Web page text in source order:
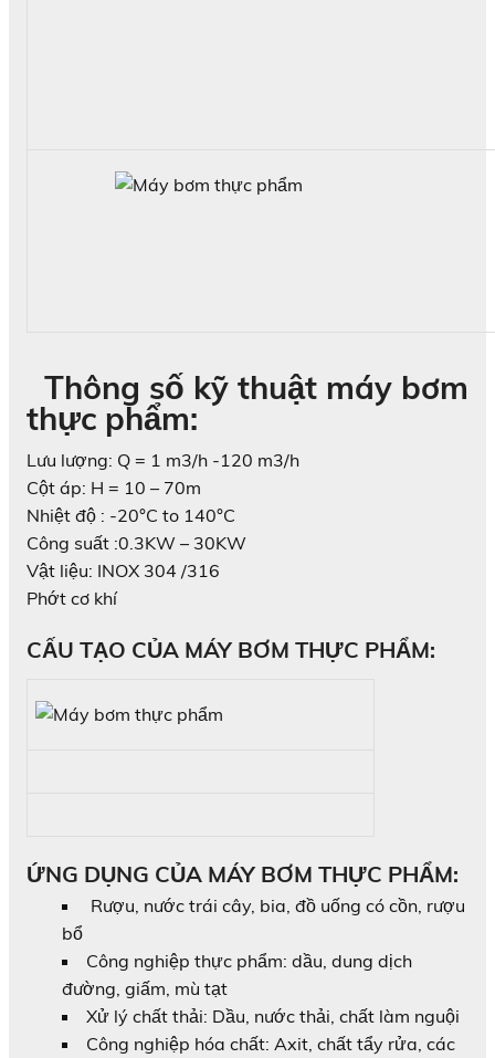
Thông số kỹ thuật máy bơm
thực phẩm:
Lưu lượng: Q = 1 m3/h -120 m3/h
Cột áp: H = 10 – 70m
Nhiệt độ : -20°C to 140°C
Công suất :0.3KW – 30KW
Vật liệu: INOX 304 /316
Phớt cơ khí
CẤU TẠO CỦA MÁY BƠM THỰC PHẨM:
ỨNG DỤNG CỦA MÁY BƠM THỰC PHẨM:
Rượu, nước trái cây, bia, đồ uống có cồn, rượu
bổ
Công nghiệp thực phẩm: dầu, dung dịch
đường, giấm, mù tạt
Xử lý chất thải: Dầu, nước thải, chất làm nguội
Công nghiệp hóa chất: Axit, chất tẩy rửa, các